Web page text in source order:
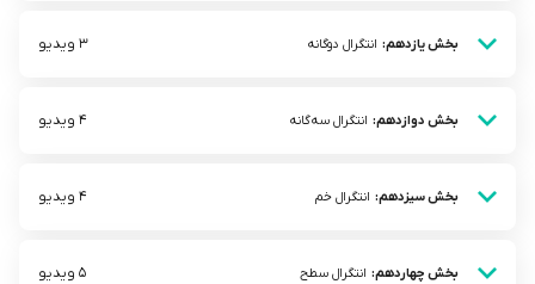
بخش یازدهم: انتگرال دوگانه 3 ویدیو
بخش دوازدهم: انتگرال سه‌گانه 4 ویدیو
بخش سیزدهم: انتگرال خم 4 ویدیو
بخش چهاردهم: انتگرال سطح 5 ویدیو